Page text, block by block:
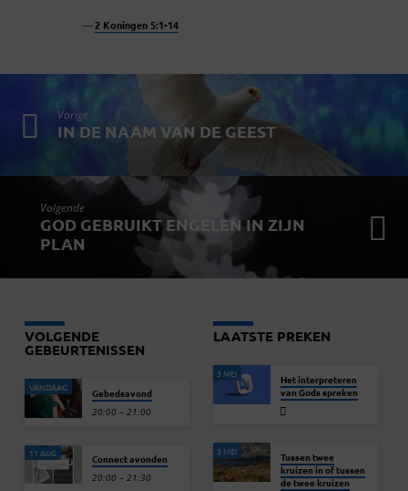
2 Koningen 5:1-14
Vorige
IN DE NAAM VAN DE GEEST
Volgende
GOD GEBRUIKT ENGELEN IN ZIJN
PLAN
VOLGENDE
GEBEURTENISSEN
VANDAAG Gebedsavond
20:00 – 21:00
11 AUG Connect avonden
20:00 – 21:30
LAATSTE PREKEN
3 MEI
Het interpreteren
van Gods spreken
3 MEI
Tussen twee
kruizen in of tussen
de twee kruizen